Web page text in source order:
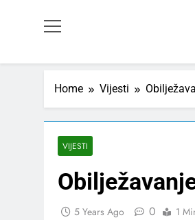
Home Vijesti
VIJESTI
5 Years Ago 0 1